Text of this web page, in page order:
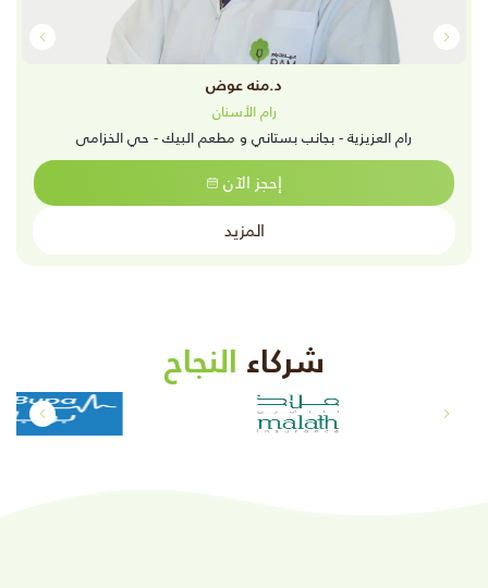
د.منه عوض
رام الأسنان
رام العزيزية - بجانب بستاني و مطعم البيك - حي الخزامى
إحجز الآن
المزيد
شركاء النجاح